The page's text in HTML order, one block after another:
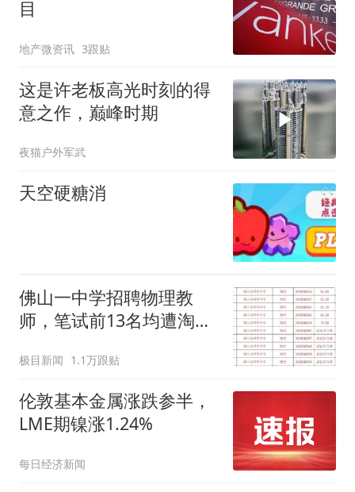
目
地产微资讯 3跟贴
这是许老板高光时刻的得
意之作，巅峰时期
夜猫户外军武
天空硬糖消
佛山一中学招聘物理教
师，笔试前13名均遭淘
聘，成立调查组全面核查
极目新闻 1.1万跟贴
伦敦基本金属涨跌参半，
LME期镍涨1.24%
每日经济新闻